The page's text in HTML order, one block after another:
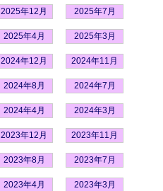
2025年12月 2025年7月
2025年4月 2025年3月
2024年12月 2024年11月
2024年8月 2024年7月
2024年4月 2024年3月
2023年12月 2023年11月
2023年8月 2023年7月
2023年4月 2023年3月